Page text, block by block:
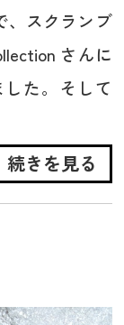
、スクランブ
さんに
た。そして
続きを見る